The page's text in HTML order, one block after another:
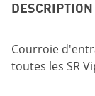
DESCRIPTION
Courroie
toutes les SR